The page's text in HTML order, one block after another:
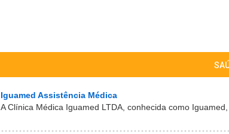
Iguamed Assistência Médica
A Clínica Médica Iguamed LTDA, conhecida como